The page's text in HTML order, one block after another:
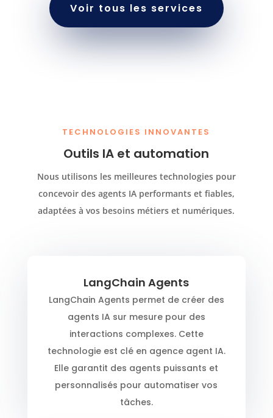
Voir tous les services
TECHNOLOGIES INNOVANTES
Outils IA et automation
Nous utilisons les meilleures technologies pour
concevoir des agents IA performants et fiables,
adaptées à vos besoins métiers et numériques.
LangChain Agents
LangChain Agents permet de créer des
agents IA sur mesure pour des
interactions complexes. Cette
technologie est clé en agence agent IA.
Elle garantit des agents puissants et
personnalisés pour automatiser vos
tâches.